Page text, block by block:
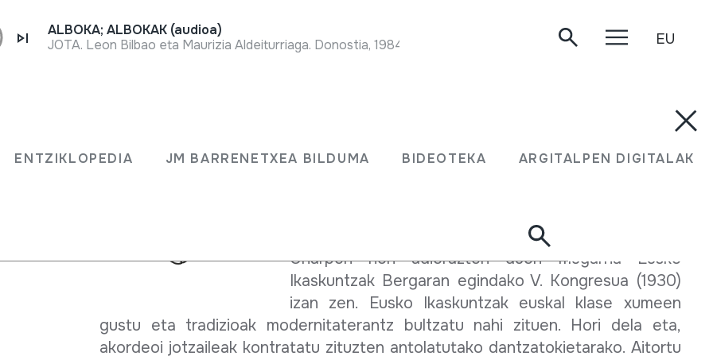
ENTZIKLOPEDIA JM BARRENETXEA BILDUMA BIDEOTEKA ARGITALPEN DIGITALAK
ALBOKA; ALBOKAK (audioa)
JOTA. Leon Bilbao eta Maurizia Aldeiturriaga. Donostia, 1984.
EU
Akordeoia berriki sartu da Euskal Herrian, gitarra,
Hala ere, mende erdi baino gutxiago behar izan du
Onarpen hori adierazten duen mugarria Eusko
Ikaskuntzak Bergaran egindako V. Kongresua (1930)
izan zen. Eusko Ikaskuntzak euskal klase xumeen
gustu eta tradizioak modernitaterantz bultzatu nahi zituen. Hori dela eta,
akordeoi jotzaileak kontratatu zituzten antolatutako dantzatokietarako. Aitortu